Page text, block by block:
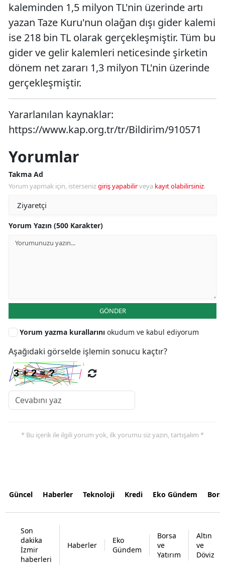
kaleminden 1,5 milyon TL'nin üzerinde artı
yazan Taze Kuru'nun olağan dışı gider kalemi
ise 218 bin TL olarak gerçekleşmiştir. Tüm bu
gider ve gelir kalemleri neticesinde şirketin
dönem net zararı 1,3 milyon TL'nin üzerinde
gerçekleşmiştir.
Yararlanılan kaynaklar:
https://www.kap.org.tr/tr/Bildirim/910571
Yorumlar
Takma Ad
Yorum yapmak için, istersenizgiriş yapabilirveya kayıt olabilirsiniz.
Yorum Yazın (500 Karakter)
GÖNDER
Yorum yazma kurallarını okudum ve kabul ediyorum
Aşağıdaki görselde işlemin sonucu kaçtır?
* Bu içerik ile ilgili yorum yok, ilk yorumu siz yazın, tartışalım *
Güncel Haberler Teknoloji Kredi Eko Gündem
Son
dakika
İzmir
haberleri
Haberler
Eko
Gündem
Borsa
ve
Yatırım
Altın
ve
Döviz